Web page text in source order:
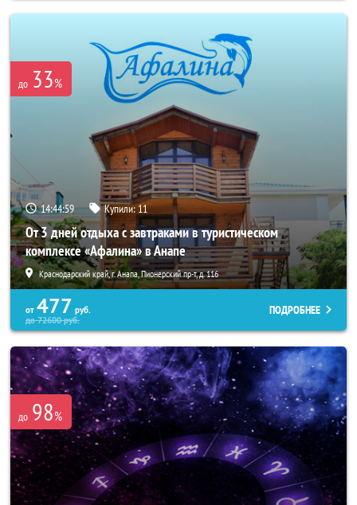
до 33%
14:44:56 Купили:11
От 3 дней отдыха с завтраками в туристическом
комплексе «Афалина» в Анапе
Краснодарский край, г. Анапа, Пионерский пр-т, д. 116
от 477 руб.
до72600руб.
ПОДРОБНЕЕ
до 98%